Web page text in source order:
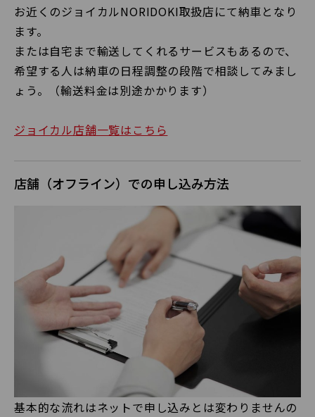
お近くのジョイカルNORIDOKI取扱店にて納車となり
ます。
または自宅まで輸送してくれるサービスもあるので、
希望する人は納車の日程調整の段階で相談してみまし
ょう。（輸送料金は別途かかります）
ジョイカル店舗一覧はこちら
店舗（オフライン）での申し込み方法
基本的な流れはネットで申し込みとは変わりませんの